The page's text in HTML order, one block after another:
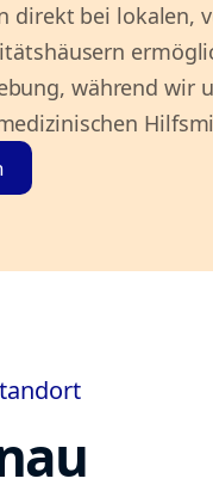
direkt bei lokalen,
während wir